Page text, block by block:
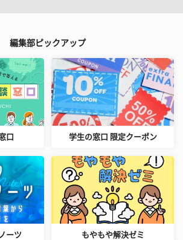
編集部ピックアップ
口 学生の窓口 限定クーポン
ーツ もやもや解決ゼミ